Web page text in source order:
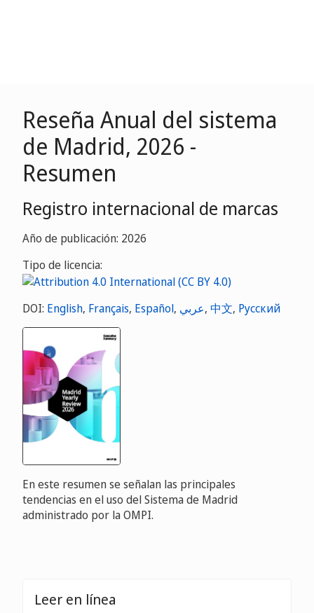
Reseña Anual del sistema
de Madrid, 2026 -
Resumen
Registro internacional de marcas
Año de publicación: 2026
Tipo de licencia:
DOI: English, Français, Español, عربي, 中文, Русский
En este resumen se señalan las principales
tendencias en el uso del Sistema de Madrid
administrado por la OMPI.
Leer en línea